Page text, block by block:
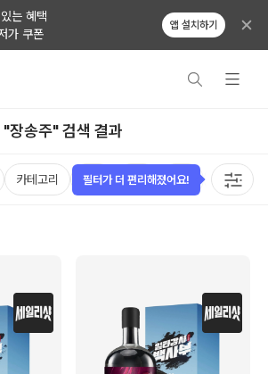
는 혜택
가 쿠폰
앱 설치하기
"장송주" 검색 결과
카테고리 가격 국가 용량 태그
필터가 더 편리해졌어요!